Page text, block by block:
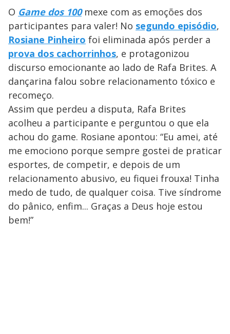
O Game dos 100mexe com as emoções dos
participantes para valer! No segundo episódio,
Rosiane Pinheiro foi eliminada após perder a
prova dos cachorrinhos, e protagonizou
discurso emocionante ao lado de Rafa Brites. A
dançarina falou sobre relacionamento tóxico e
recomeço.
Assim que perdeu a disputa, Rafa Brites
acolheu a participante e perguntou o que ela
achou do game. Rosiane apontou: “Eu amei, até
me emociono porque sempre gostei de praticar
esportes, de competir, e depois de um
relacionamento abusivo, eu fiquei frouxa! Tinha
medo de tudo, de qualquer coisa. Tive síndrome
do pânico, enfim... Graças a Deus hoje estou
bem!”